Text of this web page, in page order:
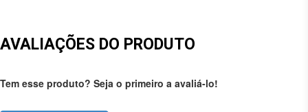
AVALIAÇÕES DO PRODUTO
Tem esse produto? Seja o primeiro a avaliá-lo!